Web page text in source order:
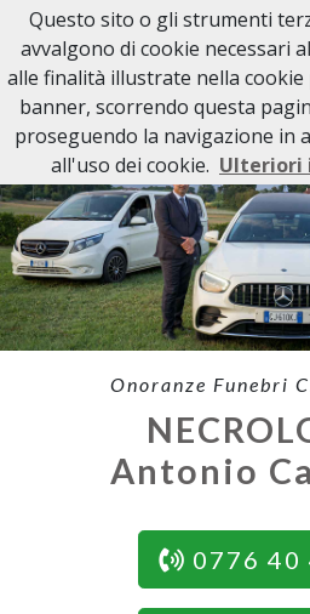
Onoranze Funebri
Antonio
0776 40
Questo sito o gli strumenti
avvalgono di cookie necessari
alle finalità illustrate nella cookie
banner, scorrendo questa
proseguendo la navigazione in
all'uso dei cookie. Ulteriori